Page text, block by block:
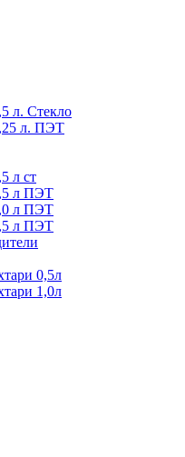
л. Стекло
л. ПЭТ
л ст
л ПЭТ
л ПЭТ
л ПЭТ
0,5л
1,0л